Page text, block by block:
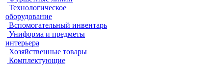
Технологическое
оборудование
Вспомогательный инвентарь
Униформа и предметы
интерьера
Хозяйственные товары
Комплектующие